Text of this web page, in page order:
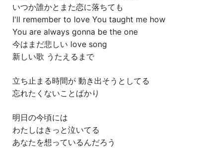
いつか誰かとまた恋に落ちても
I'll remember to love You taught me how
You are always gonna be the one
今はまだ悲しい love song
新しい歌 うたえるまで
立ち止まる時間が 動き出そうとしてる
忘れたくないことばかり
明日の今頃には
わたしはきっと泣いてる
あなたを想っているんだろう